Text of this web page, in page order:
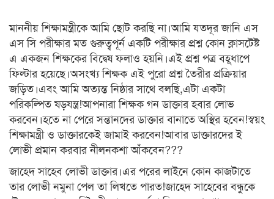
মাননীয় শিক্ষামন্ত্রীকে আমি ছোট করছি না।আমি যতদূর জানি এস
এস সি পরীক্ষার মত গুরুত্বপূর্ন একটি পরীক্ষার প্রশ্ন কোন ক্লাসটেষ্ট
এ একজন শিক্ষকের বিদ্বেষ ফলাও হয়নি।এই প্রশ্ন পত্র বহূধাপে
ফিল্টার হয়েছে।অসংখ্য শিক্ষক এই পুরো প্রশ্ন তৈরীর প্রক্রিয়ার
জড়িত।এবং আমি অত্যন্ত নিষ্ঠার সাথে বলছি,এটা একটা
পরিকল্পিত ষড়যন্ত্র!আপনারা শিক্ষক গন ডাক্তার হবার লোভ
করবেন।হতে না পেরে সন্তানদের ডাক্তার বানাতে অস্থির হবেন!স্বয়ং
শিক্ষামন্ত্রী ও ডাক্তারকেই জামাই করবেন!আবার ডাক্তারদের ই
লোভী প্রমান করবার নীলনকশা আঁকবেন???
জাহেদ সাহেব লোভী ডাক্তার।এর পরের লাইনে কোন কাজটাতে
তার লোভী নমুনা পেল তা লিখতে পারত!জাহেদ সাহেবের বন্ধুকে